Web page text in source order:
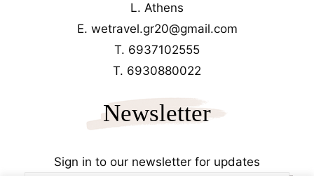
L. Athens
E. wetravel.gr20@gmail.com
T. 6937102555
T. 6930880022
Newsletter
Sign in to our newsletter for updates